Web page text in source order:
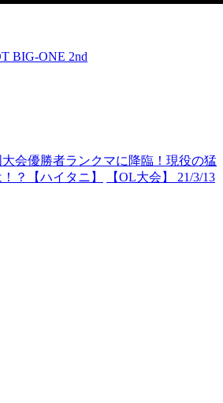
BIG-ONE 2nd
大会優勝者ランクマに降臨！現役の猛
？【ハイタニ】
【OL大会】 21/3/13